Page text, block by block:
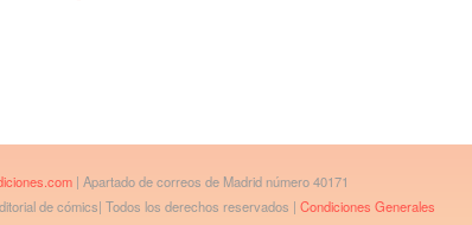
| Apartado de correos de Madrid número 40171
de cómics| Todos los derechos reservados | Condiciones Generales